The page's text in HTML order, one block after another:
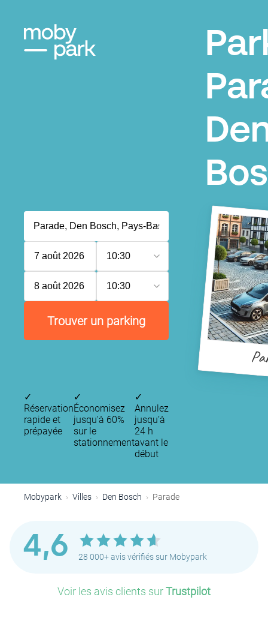
7 août 2026 10:30
8 août 2026 10:30
Trouver un parking
✓
Réservation
rapide et
prépayée
✓
Économisez
jusqu'à 60%
sur le
stationnement
✓
Annulez
jusqu’à
24 h
avant le
début
Mobypark Villes Den Bosch Parade
4,6 28 000+ avis vérifiés sur Mobypark
Voir les avis clients surTrustpilot